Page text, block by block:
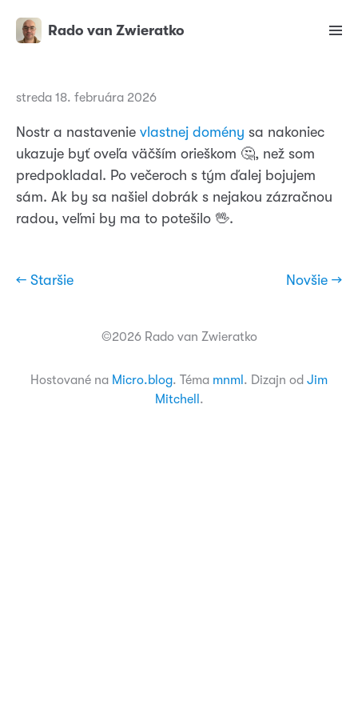
Rado van Zwieratko
streda 18. februára 2026
Nostr a nastavenie vlastnej domény sa nakoniec
ukazuje byť oveľa väčším orieškom 🤔, než som
predpokladal. Po večeroch s tým ďalej bojujem
sám. Ak by sa našiel dobrák s nejakou zázračnou
radou, veľmi by ma to potešilo 🖖.
← Staršie Novšie →
©2026 Rado van Zwieratko
Hostované na Micro.blog. Téma mnml . Dizajn od Jim
Mitchell .